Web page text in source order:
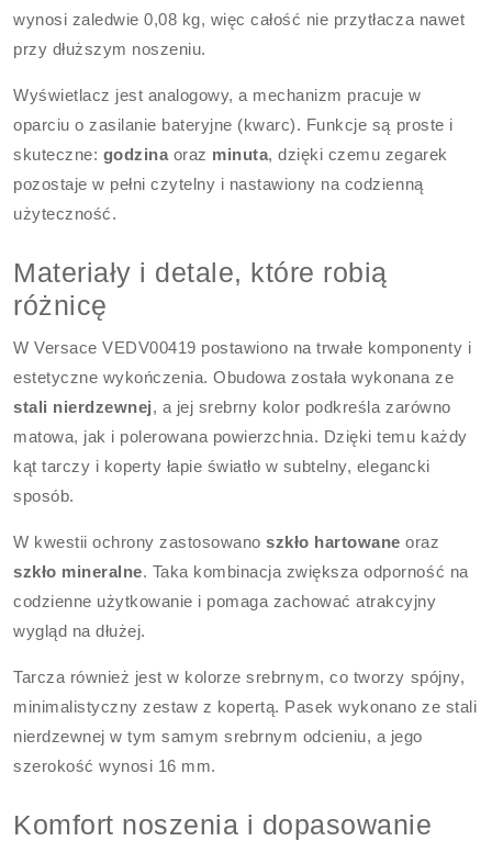
wynosi zaledwie 0,08 kg, więc całość nie przytłacza nawet
przy dłuższym noszeniu.
Wyświetlacz jest analogowy, a mechanizm pracuje w
oparciu o zasilanie bateryjne (kwarc). Funkcje są proste i
skuteczne: godzina oraz minuta, dzięki czemu zegarek
pozostaje w pełni czytelny i nastawiony na codzienną
użyteczność.
Materiały i detale, które robią
różnicę
W Versace VEDV00419 postawiono na trwałe komponenty i
estetyczne wykończenia. Obudowa została wykonana ze
stali nierdzewnej, a jej srebrny kolor podkreśla zarówno
matowa, jak i polerowana powierzchnia. Dzięki temu każdy
kąt tarczy i koperty łapie światło w subtelny, elegancki
sposób.
W kwestii ochrony zastosowanoszkło hartowane oraz
szkło mineralne. Taka kombinacja zwiększa odporność na
codzienne użytkowanie i pomaga zachować atrakcyjny
wygląd na dłużej.
Tarcza również jest w kolorze srebrnym, co tworzy spójny,
minimalistyczny zestaw z kopertą. Pasek wykonano ze stali
nierdzewnej w tym samym srebrnym odcieniu, a jego
szerokość wynosi 16 mm.
Komfort noszenia i dopasowanie